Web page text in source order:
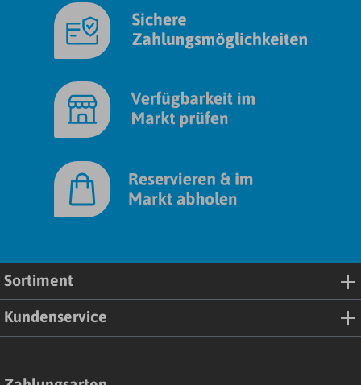
Sortiment
Kundenservice